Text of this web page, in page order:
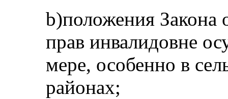
b)положения
прав инвалидовне
мере, особенно в
районах;